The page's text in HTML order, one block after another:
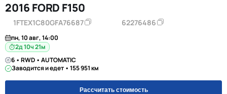
2016 FORD F150
1FTEX1C80GFA76687 62276486
пн, 10 авг, 14:00
2д 10ч 21м
6 • RWD • AUTOMATIC
Заводится и едет • 155 951 км
Рассчитать стоимость